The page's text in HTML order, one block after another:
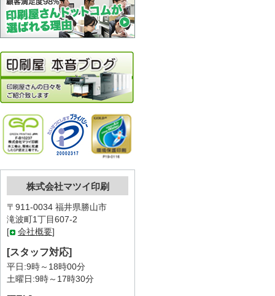
株式会社マツイ印刷
〒911-0034 福井県勝山市
滝波町1丁目607-2
[
会社概要]
[スタッフ対応]
平日:9時～18時00分
土曜日:9時～17時30分